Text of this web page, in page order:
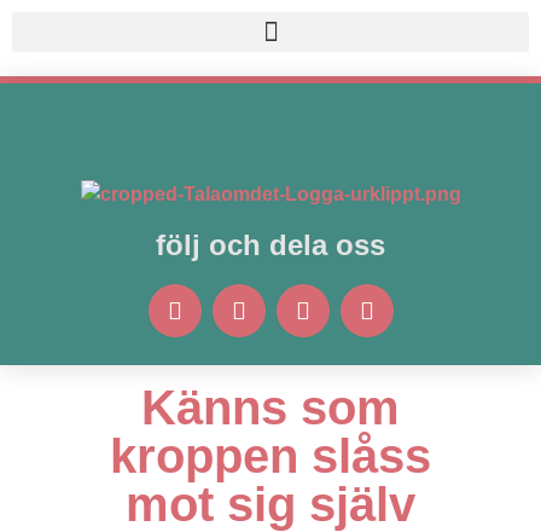
följ och dela oss
3 SPRUTOR ,PFIZER
Känns som
kroppen slåss
mot sig själv